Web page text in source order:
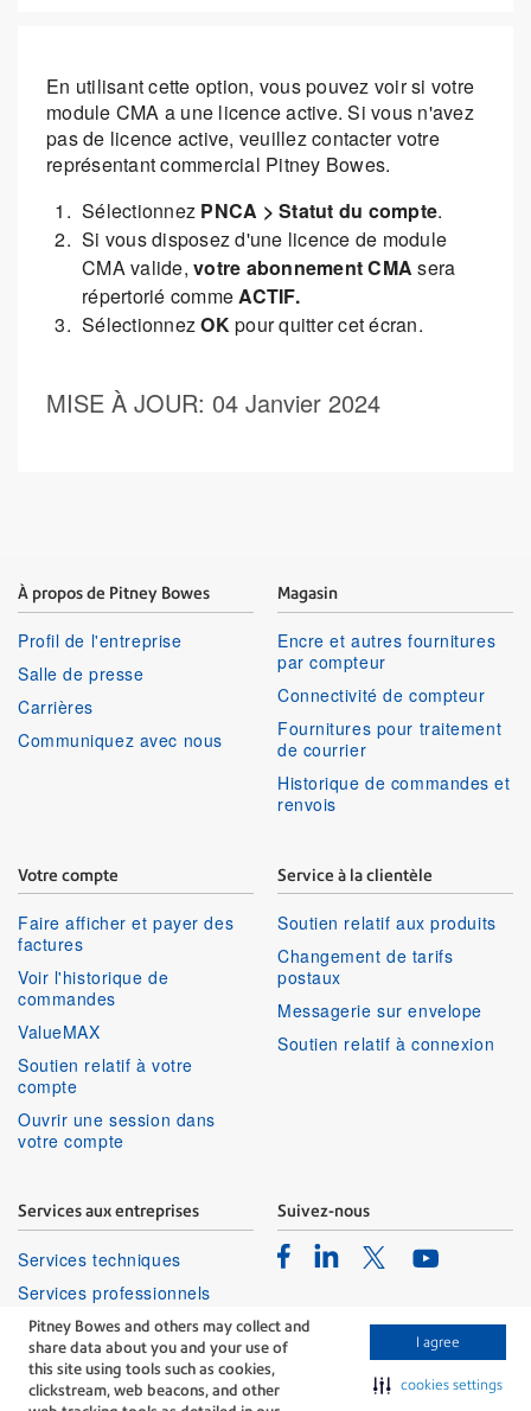
Pitney Bowes and others may collect and
share data about you and your use of
this site using tools such as cookies,
clickstream, web beacons, and other
I agree
cookies settings
En utilisant cette option, vous pouvez voir si votre
module CMA a une licence active. Si vous n'avez
pas de licence active, veuillez contacter votre
représentant commercial Pitney Bowes.
Sélectionnez PNCA > Statut du compte.
Si vous disposez d'une licence de module
CMA valide, votre abonnement CMA sera
répertorié commeACTIF.
SélectionnezOKpour quitter cet écran.
MISE À JOUR: 04 Janvier 2024
À propos de Pitney Bowes
Profil de l'entreprise
Salle de presse
Carrières
Communiquez avec nous
Magasin
Encre et autres fournitures
par compteur
Connectivité de compteur
Fournitures pour traitement
de courrier
Historique de commandes et
renvois
Votre compte
Faire afficher et payer des
factures
Voir l'historique de
commandes
ValueMAX
Soutien relatif à votre
compte
Ouvrir une session dans
votre compte
Service à la clientèle
Soutien relatif aux produits
Changement de tarifs
postaux
Messagerie sur envelope
Soutien relatif à connexion
Services aux entreprises
Services techniques
Services professionnels
Suivez-nous
FacebookLinkedinTwitterYoutube